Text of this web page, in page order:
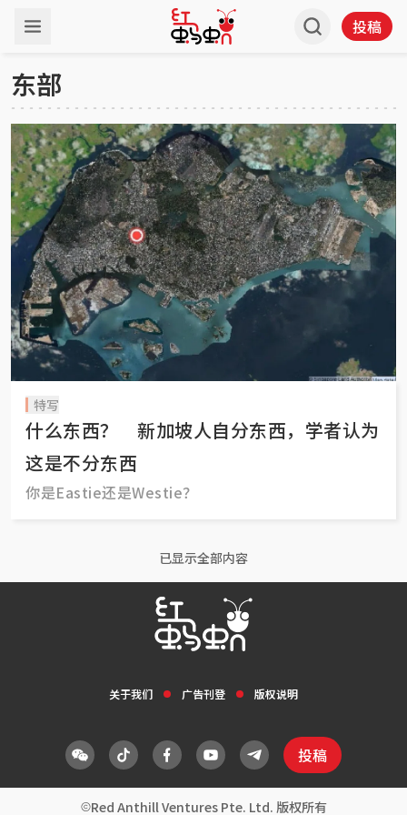
投稿
东部
特写
什么东西？ 新加坡人自分东西，学者认为
这是不分东西
你是Eastie还是Westie？
已显示全部内容
关于我们 广告刊登 版权说明
投稿
Red Anthill Ventures Pte. Ltd. 版权所有